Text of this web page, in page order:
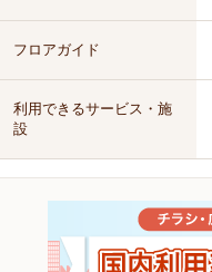
フロアガイド
利用できるサービス・施
設